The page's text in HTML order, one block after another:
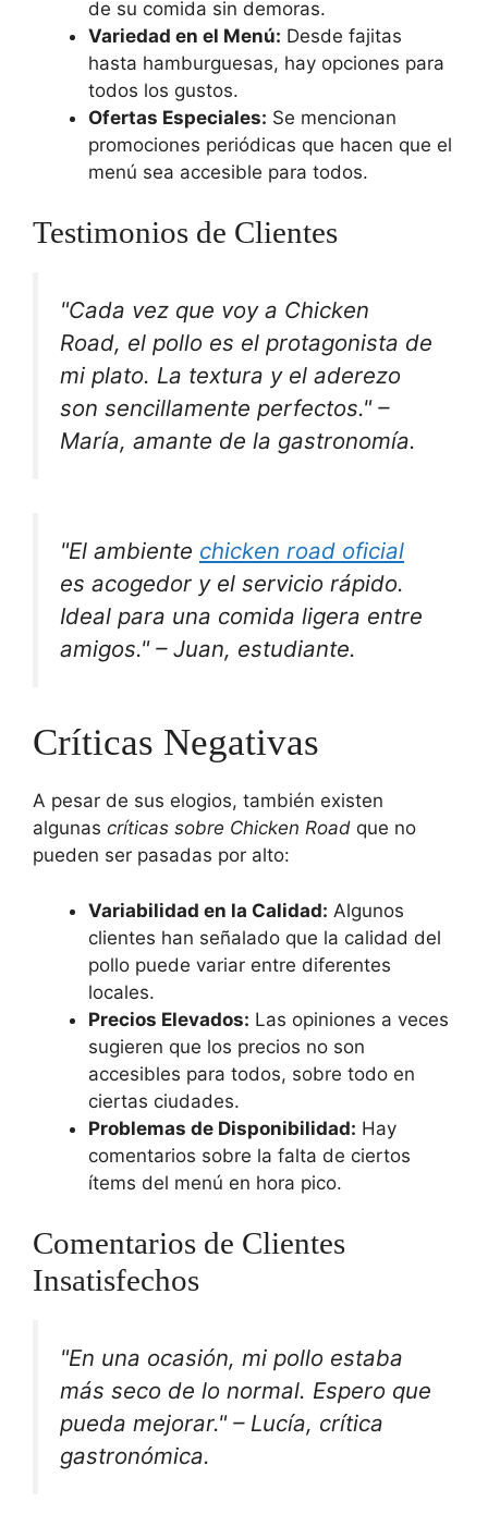
de su comida sin demoras.
Variedad en el Menú: Desde fajitas
hasta hamburguesas, hay opciones para
todos los gustos.
Ofertas Especiales: Se mencionan
promociones periódicas que hacen que el
menú sea accesible para todos.
Testimonios de Clientes
"Cada vez que voy a Chicken
Road, el pollo es el protagonista de
mi plato. La textura y el aderezo
son sencillamente perfectos." –
María, amante de la gastronomía.
"El ambiente chicken road oficial
es acogedor y el servicio rápido.
Ideal para una comida ligera entre
amigos." – Juan, estudiante.
Críticas Negativas
A pesar de sus elogios, también existen
algunas críticas sobre Chicken Road que no
pueden ser pasadas por alto:
Variabilidad en la Calidad: Algunos
clientes han señalado que la calidad del
pollo puede variar entre diferentes
locales.
Precios Elevados: Las opiniones a veces
sugieren que los precios no son
accesibles para todos, sobre todo en
ciertas ciudades.
Problemas de Disponibilidad: Hay
comentarios sobre la falta de ciertos
ítems del menú en hora pico.
Comentarios de Clientes
Insatisfechos
"En una ocasión, mi pollo estaba
más seco de lo normal. Espero que
pueda mejorar." – Lucía, crítica
gastronómica.